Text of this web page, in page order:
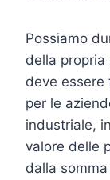
Possiamo
della
deve essere
per le
industriale,
valore delle
dalla